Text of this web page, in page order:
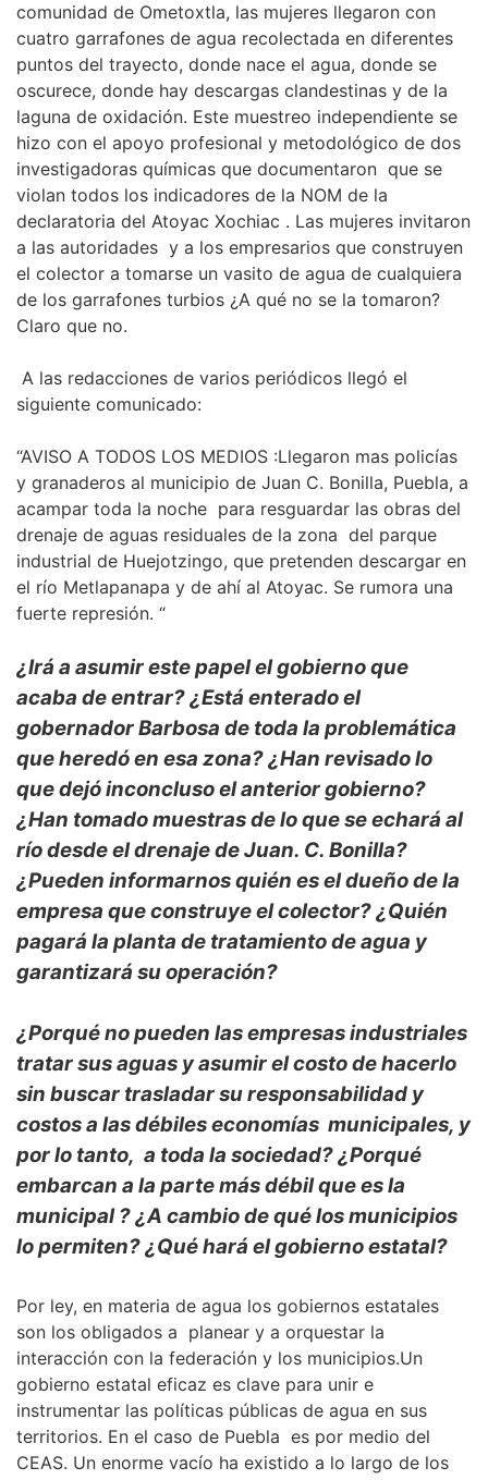
comunidad de Ometoxtla, las mujeres llegaron con
cuatro garrafones de agua recolectada en diferentes
puntos del trayecto, donde nace el agua, donde se
oscurece, donde hay descargas clandestinas y de la
laguna de oxidación. Este muestreo independiente se
hizo con el apoyo profesional y metodológico de dos
investigadoras químicas que documentaron que se
violan todos los indicadores de la NOM de la
declaratoria del Atoyac Xochiac . Las mujeres invitaron
a las autoridades y a los empresarios que construyen
el colector a tomarse un vasito de agua de cualquiera
de los garrafones turbios ¿A qué no se la tomaron?
Claro que no.
A las redacciones de varios periódicos llegó el
siguiente comunicado:
“AVISO A TODOS LOS MEDIOS :Llegaron mas policías
y granaderos al municipio de Juan C. Bonilla, Puebla, a
acampar toda la noche para resguardar las obras del
drenaje de aguas residuales de la zona del parque
industrial de Huejotzingo, que pretenden descargar en
el río Metlapanapa y de ahí al Atoyac. Se rumora una
fuerte represión. “
¿Irá a asumir este papel el gobierno que
acaba de entrar? ¿Está enterado el
gobernador Barbosa de toda la problemática
que heredó en esa zona? ¿Han revisado lo
que dejó inconcluso el anterior gobierno?
¿Han tomado muestras de lo que se echará al
río desde el drenaje de Juan. C. Bonilla?
¿Pueden informarnos quién es el dueño de la
empresa que construye el colector? ¿Quién
pagará la planta de tratamiento de agua y
garantizará su operación?
¿Porqué no pueden las empresas industriales
tratar sus aguas y asumir el costo de hacerlo
sin buscar trasladar su responsabilidad y
costos a las débiles economías municipales, y
por lo tanto, a toda la sociedad? ¿Porqué
embarcan a la parte más débil que es la
municipal ? ¿A cambio de qué los municipios
lo permiten? ¿Qué hará el gobierno estatal?
Por ley, en materia de agua los gobiernos estatales
son los obligados a planear y a orquestar la
interacción con la federación y los municipios.Un
gobierno estatal eficaz es clave para unir e
instrumentar las políticas públicas de agua en sus
territorios. En el caso de Puebla es por medio del
CEAS. Un enorme vacío ha existido a lo largo de los